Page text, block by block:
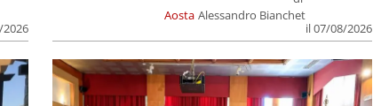
Aosta Alessandro Bianchet
il 07/08/2026